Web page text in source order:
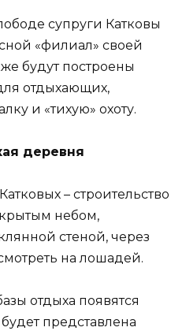
супруги Катковы
«филиал» своей
будут построены
отдыхающих,
и «тихую» охоту.
деревня
– строительство
небом,
стеной, через
на лошадей.
отдыха появятся
представлена